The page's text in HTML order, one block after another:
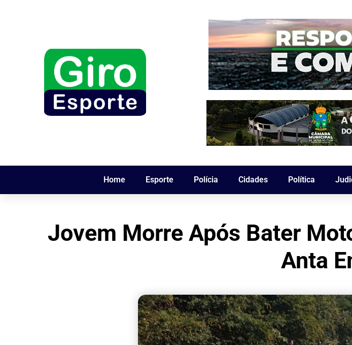
Home Esporte Polícia Cidades Política
Jovem Morre Após Bater
Anta